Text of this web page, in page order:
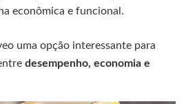
econômica e funcional.
uma opção interessante para
desempenho, economia e